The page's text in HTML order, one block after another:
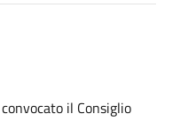
il Consiglio